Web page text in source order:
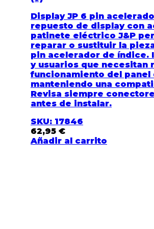
Display JP 6 pin
repuesto de display con
patinete eléctrico J&P
reparar o sustituir la
pin acelerador de índice.
y usuarios que necesitan
funcionamiento del panel
manteniendo una
Revisa siempre
antes de instalar.
SKU: 17846
62,95 €
Añadir al carrito